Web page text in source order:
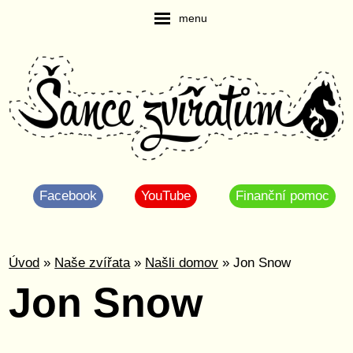
menu
Facebook YouTube Finanční pomoc
Úvod » Naše zvířata» Našli domov » Jon Snow
Jon Snow